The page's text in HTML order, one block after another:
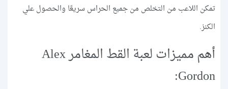
تمكن اللاعب من التخلص من جميع الحراس سريعًا والحصول علي
الكنز.
أهم مميزات لعبة القط المغامر Alex
Gordon: